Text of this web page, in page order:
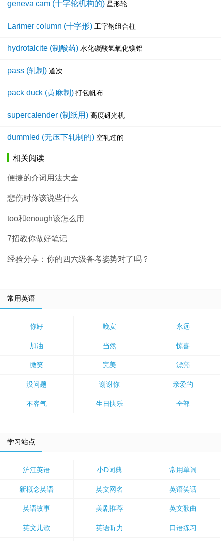
geneva cam (十字轮机构的) 星形轮
Larimer column (十字形) 工字钢组合柱
hydrotalcite (制酸药) 水化碳酸氢氧化镁铝
pass (轧制) 道次
pack duck (黄麻制) 打包帆布
supercalender (制纸用) 高度砑光机
dummied (无压下轧制的) 空轧过的
相关阅读
便捷的介词用法大全
悲伤时你该说些什么
too和enough该怎么用
7招教你做好笔记
经验分享：你的四六级备考姿势对了吗？
常用英语
你好 晚安 永远
加油 当然 惊喜
微笑 完美 漂亮
没问题 谢谢你 亲爱的
不客气 生日快乐 全部
学习站点
沪江英语 小D词典 常用单词
新概念英语 英文网名 英语笑话
英语故事 美剧推荐 英文歌曲
英文儿歌 英语听力 口语练习